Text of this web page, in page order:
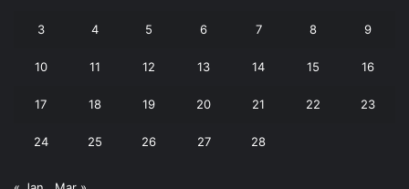
3 4 5 6 7 8 9
10 11 12 13 14 15 16
17 18 19 20 21 22 23
24 25 26 27 28